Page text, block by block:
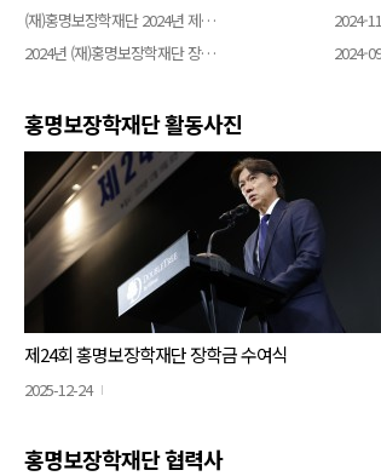
(재)홍명보장학재단 2024년 제…
2024-
2024년 (재)홍명보장학재단 장…
2024-
홍명보장학재단 활동사진
제24회 홍명보장학재단 장학금 수여식
2025-12-24
홍명보장학재단 협력사